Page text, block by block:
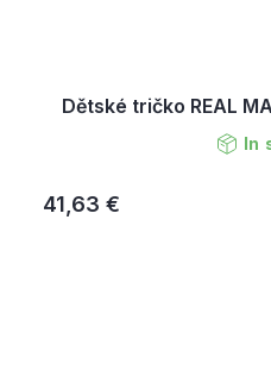
Dětské tričko REAL
In
41,63 €